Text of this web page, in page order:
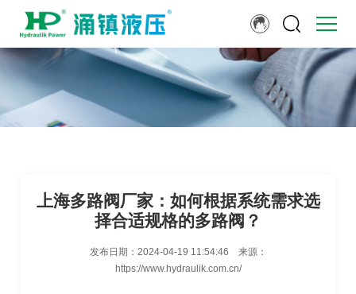
上海多路阀厂家：如何根据系统需求选
择合适规格的多路阀？
发布日期： 2024-04-19 11:54:46
来源：
https://www.hydraulik.com.cn/